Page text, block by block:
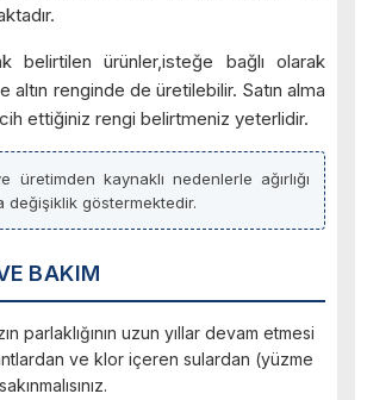
belirtilen ürünler,isteğe bağlı olarak
altın renginde de üretilebilir. Satın alma
ettiğiniz rengi belirtmeniz yeterlidir.
üretimden kaynaklı nedenlerle ağırlığı
değişiklik göstermektedir.
BAKIM
parlaklığının uzun yıllar devam etmesi
ve klor içeren sulardan (yüzme